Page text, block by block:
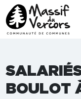
BOULOT